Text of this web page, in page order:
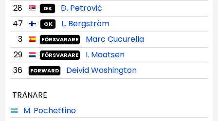
28 GK
Đ. Petrović
47
GK
L. Bergström
3
FÖRSVARARE
Marc Cucurella
29
FÖRSVARARE
I. Maatsen
36
FORWARD Deivid Washington
TRÄNARE
M. Pochettino